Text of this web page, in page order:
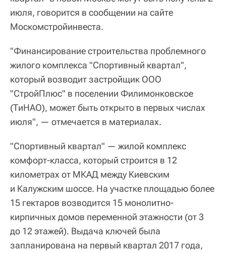
июля, говорится в сообщении на сайте
Москомстройинвеста.
"Финансирование строительства проблемного
жилого комплекса "Спортивный квартал",
который возводит застройщик ООО
"СтройПлюс" в поселении Филимонковское
(ТиНАО), может быть открыто в первых числах
июля", — отмечается в материалах.
"Спортивный квартал" — жилой комплекс
комфорт-класса, который строится в 12
километрах от МКАД между Киевским
и Калужским шоссе. На участке площадью более
15 гектаров возводится 15 монолитно-
кирпичных домов переменной этажности (от 3
до 12 этажей). Выдача ключей была
запланирована на первый квартал 2017 года,